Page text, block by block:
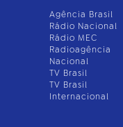
Agência Brasil
Rádio Nacional
Rádio MEC
Radioagência
Nacional
TV Brasil
TV Brasil
Internacional